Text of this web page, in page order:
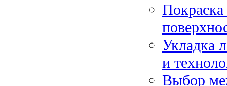
Покраска
Укладка
и
Выбор